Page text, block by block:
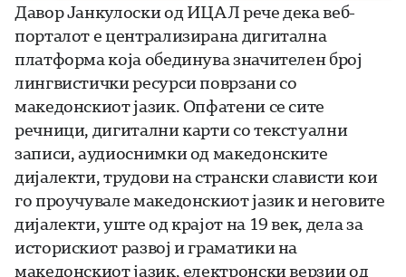
Давор Јанкулоски од ИЦАЛ рече дека веб-
порталот е централизирана дигитална
платформа која обединува значителен број
лингвистички ресурси поврзани со
македонскиот јазик. Опфатени се сите
речници, дигитални карти со текстуални
записи, аудиоснимки од македонските
дијалекти, трудови на странски слависти кои
го проучувале македонскиот јазик и неговите
дијалекти, уште од крајот на 19 век, дела за
историскиот развој и граматики на
македонскиот јазик, електронски верзии од